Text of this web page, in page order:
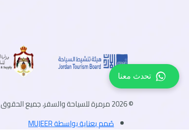
© 2026 مرمرة للسياحة والسفر، جميع الحقوق محفوظة.
صُمم بعناية بواسطة MUJEER
تحدث معنا